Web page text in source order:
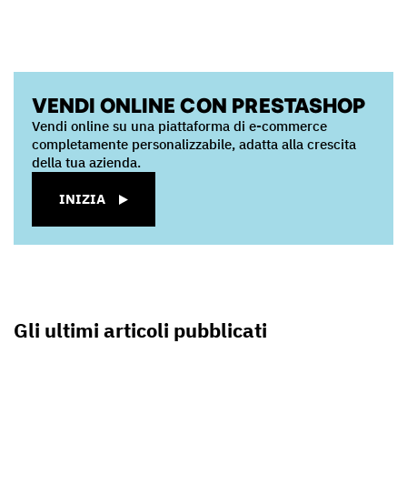
VENDI ONLINE CON PRESTASHOP
Vendi online su una piattaforma di e-commerce
completamente personalizzabile, adatta alla crescita
della tua azienda.
INIZIA
Gli ultimi articoli pubblicati